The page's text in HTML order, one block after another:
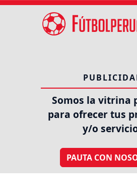
Somos la vitrina
para ofrecer tus
y/o
PAUTA CON